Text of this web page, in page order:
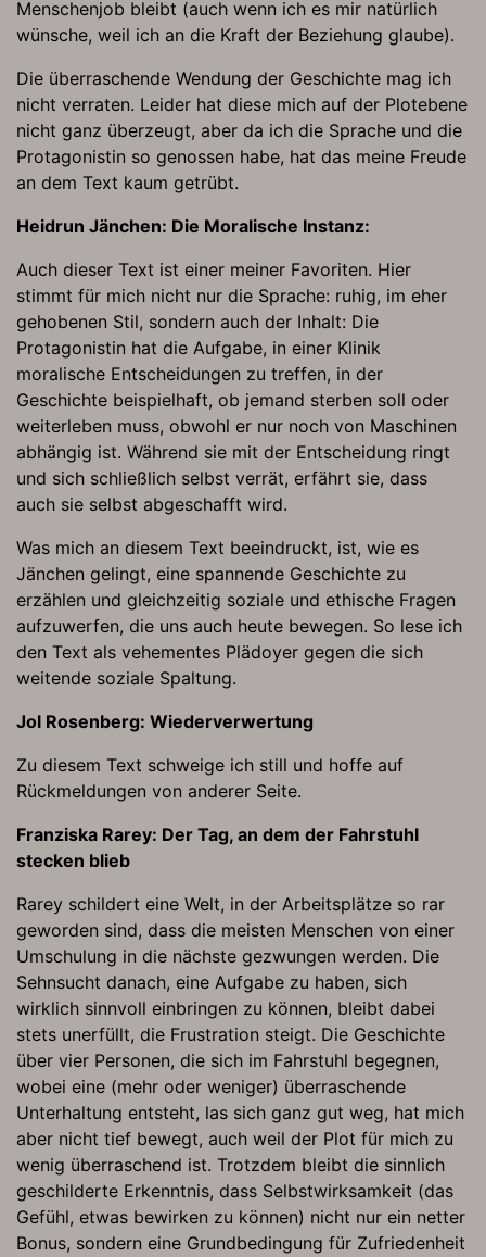
Menschenjob bleibt (auch wenn ich es mir natürlich
wünsche, weil ich an die Kraft der Beziehung glaube).
Die überraschende Wendung der Geschichte mag ich
nicht verraten. Leider hat diese mich auf der Plotebene
nicht ganz überzeugt, aber da ich die Sprache und die
Protagonistin so genossen habe, hat das meine Freude
an dem Text kaum getrübt.
Heidrun Jänchen: Die Moralische Instanz:
Auch dieser Text ist einer meiner Favoriten. Hier
stimmt für mich nicht nur die Sprache: ruhig, im eher
gehobenen Stil, sondern auch der Inhalt: Die
Protagonistin hat die Aufgabe, in einer Klinik
moralische Entscheidungen zu treffen, in der
Geschichte beispielhaft, ob jemand sterben soll oder
weiterleben muss, obwohl er nur noch von Maschinen
abhängig ist. Während sie mit der Entscheidung ringt
und sich schließlich selbst verrät, erfährt sie, dass
auch sie selbst abgeschafft wird.
Was mich an diesem Text beeindruckt, ist, wie es
Jänchen gelingt, eine spannende Geschichte zu
erzählen und gleichzeitig soziale und ethische Fragen
aufzuwerfen, die uns auch heute bewegen. So lese ich
den Text als vehementes Plädoyer gegen die sich
weitende soziale Spaltung.
Jol Rosenberg: Wiederverwertung
Zu diesem Text schweige ich still und hoffe auf
Rückmeldungen von anderer Seite.
Franziska Rarey: Der Tag, an dem der Fahrstuhl
stecken blieb
Rarey schildert eine Welt, in der Arbeitsplätze so rar
geworden sind, dass die meisten Menschen von einer
Umschulung in die nächste gezwungen werden. Die
Sehnsucht danach, eine Aufgabe zu haben, sich
wirklich sinnvoll einbringen zu können, bleibt dabei
stets unerfüllt, die Frustration steigt. Die Geschichte
über vier Personen, die sich im Fahrstuhl begegnen,
wobei eine (mehr oder weniger) überraschende
Unterhaltung entsteht, las sich ganz gut weg, hat mich
aber nicht tief bewegt, auch weil der Plot für mich zu
wenig überraschend ist. Trotzdem bleibt die sinnlich
geschilderte Erkenntnis, dass Selbstwirksamkeit (das
Gefühl, etwas bewirken zu können) nicht nur ein netter
Bonus, sondern eine Grundbedingung für Zufriedenheit